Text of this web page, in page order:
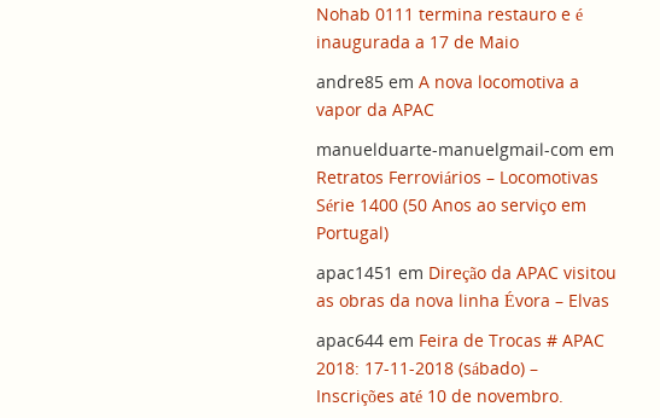
Nohab 0111 termina restauro e é
inaugurada a 17 de Maio
andre85 em A nova locomotiva a
vapor da APAC
manuelduarte-manuelgmail-com em
Retratos Ferroviários – Locomotivas
Série 1400 (50 Anos ao serviço em
Portugal)
apac1451 em Direção da APAC visitou
as obras da nova linha Évora – Elvas
apac644 em Feira de Trocas # APAC
2018: 17-11-2018 (sábado) –
Inscrições até 10 de novembro.